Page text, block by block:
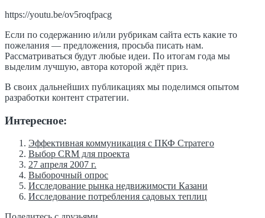
https://youtu.be/ov5roqfpacg
Если по содержанию и/или рубрикам сайта есть какие то
пожелания — предложения, просьба писать нам.
Рассматриваться будут любые идеи. По итогам года мы
выделим лучшую, автора которой ждёт приз.
В своих дальнейших публикациях мы поделимся опытом
разработки контент стратегии.
Интересное:
Эффективная коммуникация с ПКФ Стратего
Выбор CRM для проекта
27 апреля 2007 г.
Выборочный опрос
Исследование рынка недвижимости Казани
Исследование потребления садовых теплиц